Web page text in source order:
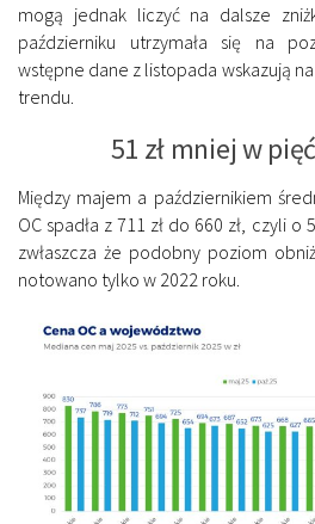
mogą jednak liczyć na dalsze
październiku utrzymała się na
wstępne dane z listopada wskazują
trendu.
51 zł mniej w
Między majem a październikiem
OC spadła z 711 zł do 660 zł, czyli o
zwłaszcza że podobny poziom
notowano tylko w 2022 roku.